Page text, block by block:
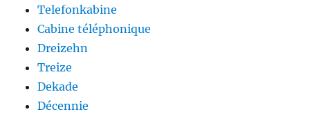
Telefonkabine
Cabine téléphonique
Dreizehn
Treize
Dekade
Décennie